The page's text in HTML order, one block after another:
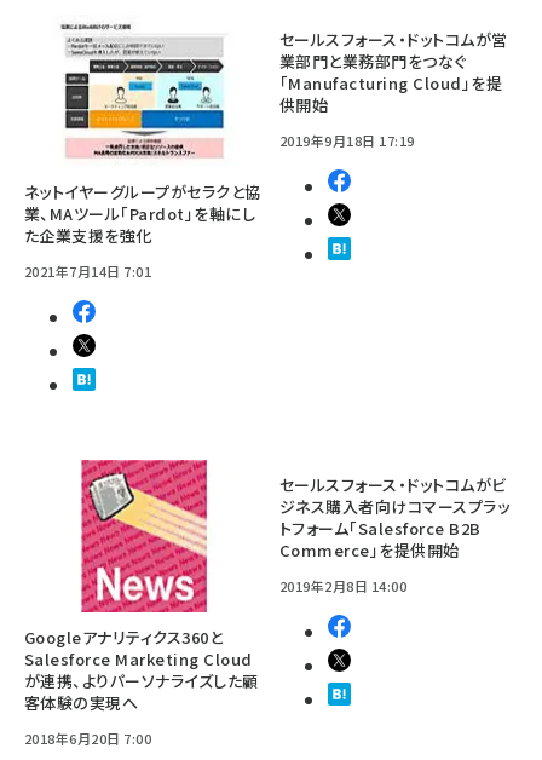
ネットイヤーグループがセラクと協
業、MAツール「Pardot」を軸にし
た企業支援を強化
2021年7月14日 7:01
セールスフォース・ドットコムが営
業部門と業務部門をつなぐ
「Manufacturing Cloud」を提
供開始
2019年9月18日 17:19
Googleアナリティクス360と
Salesforce Marketing Cloud
が連携、よりパーソナライズした顧
客体験の実現へ
2018年6月20日 7:00
セールスフォース・ドットコムがビ
ジネス購入者向けコマースプラッ
トフォーム「Salesforce B2B
Commerce」を提供開始
2019年2月8日 14:00